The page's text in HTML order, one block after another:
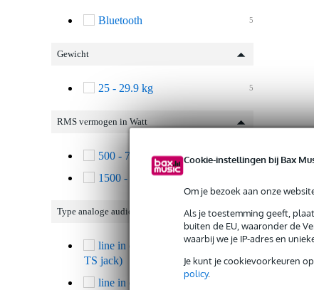
Cookie-instellingen bij Bax
Om je bezoek aan onze
Als je toestemming geeft,
buiten de EU, waaronder de
waarbij we je IP-adres en
Je kunt je cookievoorkeuren
policy.
5
Bluetooth
Gewicht
5
25 - 29.9 kg
RMS vermogen in Watt
500 - 749 Watt
1500 - 3000 Watt
Type analoge audio ingang(en)
line in ongebalanceerd (6.3 mm
TS jack)
line in ongebalanceerd